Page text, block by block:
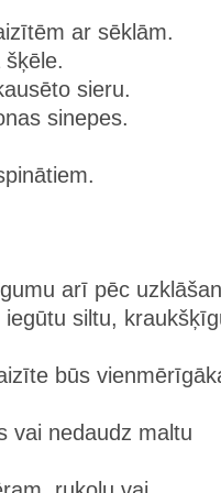
ar sēklām.
sieru.
sinepes.
arī pēc
siltu,
būs
vai nedaudz maltu